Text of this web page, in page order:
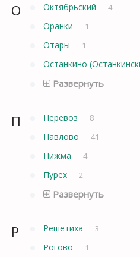
О Октябрьский 4
Оранки 1
Отары 1
Останкино
Развернуть
П Перевоз 8
Павлово 41
Пижма 4
Пурех 2
Развернуть
Р Решетиха 3
Рогово 1